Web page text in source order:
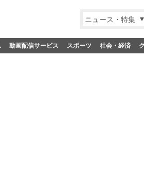
ニュース・特集
動画配信サービス スポーツ 社会・経済